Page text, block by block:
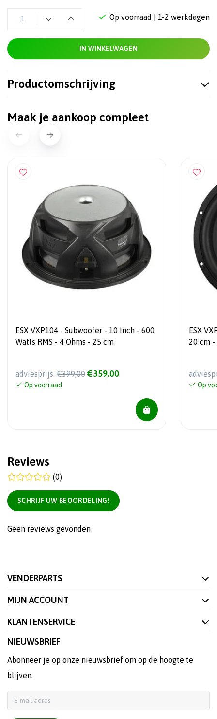
Op voorraad | 1-2 werkdagen
IN WINKELWAGEN
Productomschrijving
Maak je aankoop compleet
ESX VXP104 - Subwoofer - 10 Inch - 600
Watts RMS - 4 Ohms - 25 cm
adviesprijs €399,00 €359,00
Op voorraad
ESX
20 cm -
Op
Reviews
(0)
SCHRIJF UW BEOORDELING!
Geen reviews gevonden
VENDERPARTS
MIJN ACCOUNT
KLANTENSERVICE
NIEUWSBRIEF
Abonneer je op onze nieuwsbrief om op de hoogte te
blijven.